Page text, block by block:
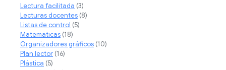
Lectura facilitada (3)
Lecturas docentes (8)
Listas de control (5)
Matemáticas (18)
Organizadores gráficos (10)
Plan lector (16)
Plástica (5)